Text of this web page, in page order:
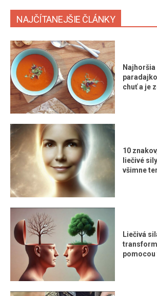
NAJČÍTANEJŠIE ČLÁNKY
chuť a je
10
liečivé
všimne
Liečivá
pomocou